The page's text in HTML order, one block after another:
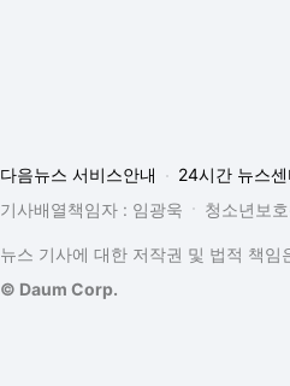
다음뉴스 서비스안내 24시간 뉴스센
기사배열책임자 : 임광욱
청소년보
뉴스 기사에 대한 저작권 및 법적 책
© Daum Corp.